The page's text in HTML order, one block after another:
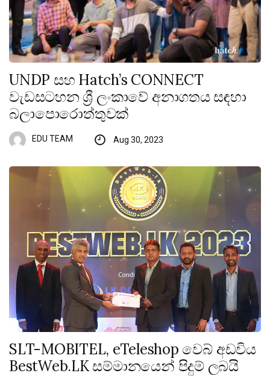
UNDP සහ Hatch’s CONNECT
වැඩසටහන ශ්‍රී ලංකාවේ අනාගතය සඳහා
බලාපොරොත්තුවක්
EDU TEAM Aug 30, 2023
SLT-MOBITEL, eTeleshop වෙබ් අඩවිය
BestWeb.LK සම්මානයෙන් පිදුම් ලබයි